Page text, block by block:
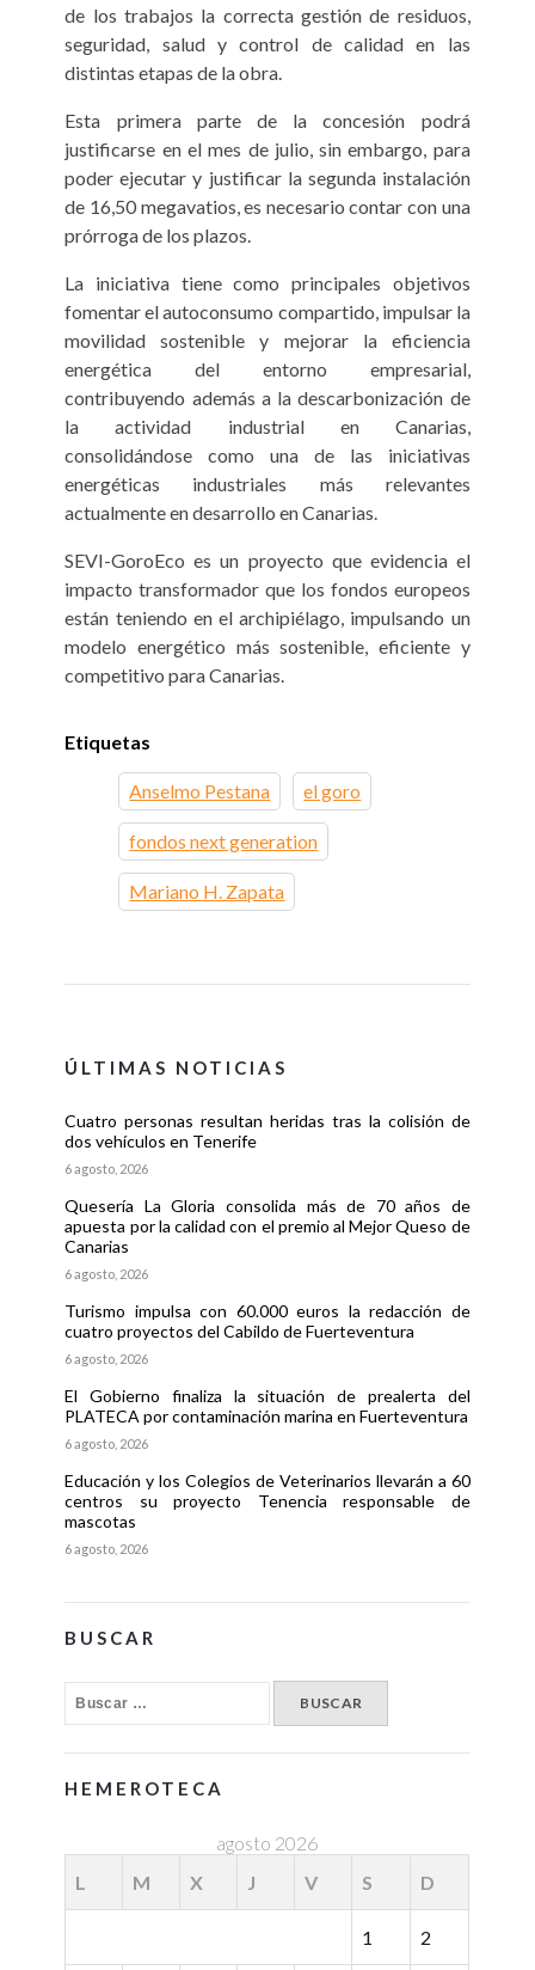
de los trabajos la correcta gestión de residuos,
seguridad, salud y control de calidad en las
distintas etapas de la obra.
Esta primera parte de la concesión podrá
justificarse en el mes de julio, sin embargo, para
poder ejecutar y justificar la segunda instalación
de 16,50 megavatios, es necesario contar con una
prórroga de los plazos.
La iniciativa tiene como principales objetivos
fomentar el autoconsumo compartido, impulsar la
movilidad sostenible y mejorar la eficiencia
energética del entorno empresarial,
contribuyendo además a la descarbonización de
la actividad industrial en Canarias,
consolidándose como una de las iniciativas
energéticas industriales más relevantes
actualmente en desarrollo en Canarias.
SEVI-GoroEco es un proyecto que evidencia el
impacto transformador que los fondos europeos
están teniendo en el archipiélago, impulsando un
modelo energético más sostenible, eficiente y
competitivo para Canarias.
Etiquetas
Anselmo Pestana el goro
fondos next generation
Mariano H. Zapata
ÚLTIMAS NOTICIAS
Cuatro personas resultan heridas tras la colisión de
dos vehículos en Tenerife
6 agosto, 2026
Quesería La Gloria consolida más de 70 años de
apuesta por la calidad con el premio al Mejor Queso de
Canarias
6 agosto, 2026
Turismo impulsa con 60.000 euros la redacción de
cuatro proyectos del Cabildo de Fuerteventura
6 agosto, 2026
El Gobierno finaliza la situación de prealerta del
PLATECA por contaminación marina en Fuerteventura
6 agosto, 2026
Educación y los Colegios de Veterinarios llevarán a 60
centros su proyecto Tenencia responsable de
mascotas
6 agosto, 2026
BUSCAR
HEMEROTECA
agosto 2026
L
M X J V S D
1 2